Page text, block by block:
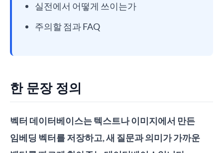
실전에서 어떻게 쓰이는가
주의할 점과 FAQ
한 문장 정의
벡터 데이터베이스는 텍스트나 이미지에서 만든
임베딩 벡터를 저장하고, 새 질문과 의미가 가까운